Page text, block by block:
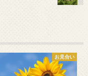
お見合い